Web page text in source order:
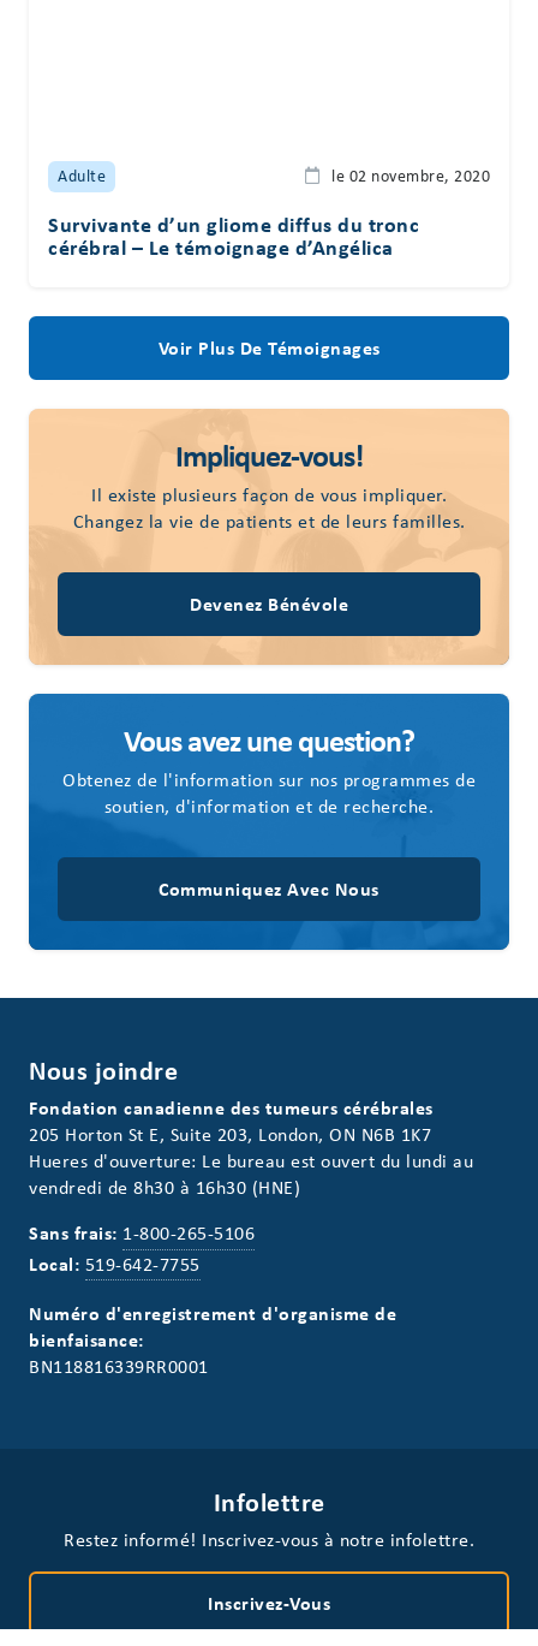
Adulte le 02 novembre, 2020
Survivante d’un gliome diffus du tronc
cérébral – Le témoignage d’Angélica
Voir Plus De Témoignages
Impliquez-vous!
Il existe plusieurs façon de vous impliquer.
Changez la vie de patients et de leurs familles.
Devenez Bénévole
Vous avez une question?
Obtenez de l'information sur nos programmes de
soutien, d'information et de recherche.
Communiquez Avec Nous
Nous joindre
Fondation canadienne des tumeurs cérébrales
205 Horton St E, Suite 203, London, ON N6B 1K7
Hueres d'ouverture: Le bureau est ouvert du lundi au
vendredi de 8h30 à 16h30 (HNE)
Sans frais: 1-800-265-5106
Local: 519-642-7755
Numéro d'enregistrement d'organisme de
bienfaisance:
BN118816339RR0001
Infolettre
Restez informé! Inscrivez-vous à notre infolettre.
Inscrivez-Vous